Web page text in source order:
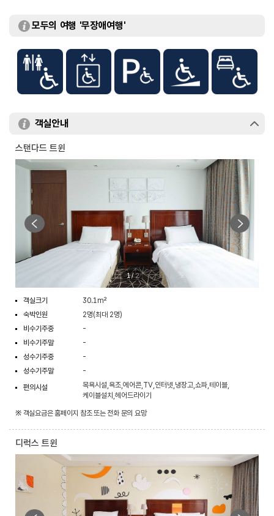
모두의 여행 '무장애여행'
객실안내
스탠다드 트윈
1/2
객실크기
30.1m²
숙박인원
2명(최대 2명)
비수기주중
-
비수기주말
-
성수기주중
-
성수기주말
-
편의시설
목욕시설,욕조,에어콘,TV,인터넷,냉장고,쇼파,테이블,
케이블설치,헤어드라이기
※ 객실요금은 홈페이지 참조 또는 전화 문의 요망
디럭스 트윈